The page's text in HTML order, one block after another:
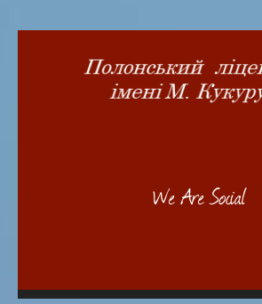
We Are Social